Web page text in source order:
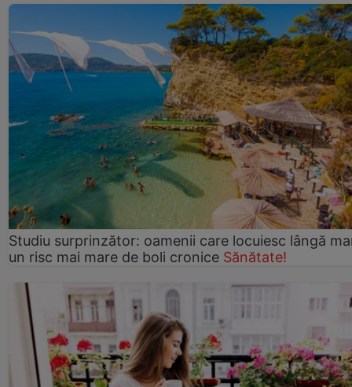
Studiu surprinzător: oamenii care locuiesc lângă
un risc mai mare de boli cronice Sănătate!